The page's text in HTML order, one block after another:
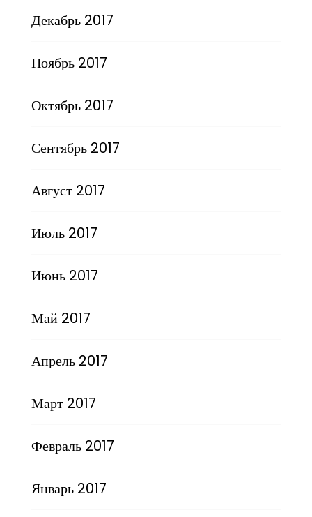
Декабрь 2017
Ноябрь 2017
Октябрь 2017
Сентябрь 2017
Август 2017
Июль 2017
Июнь 2017
Май 2017
Апрель 2017
Март 2017
Февраль 2017
Январь 2017